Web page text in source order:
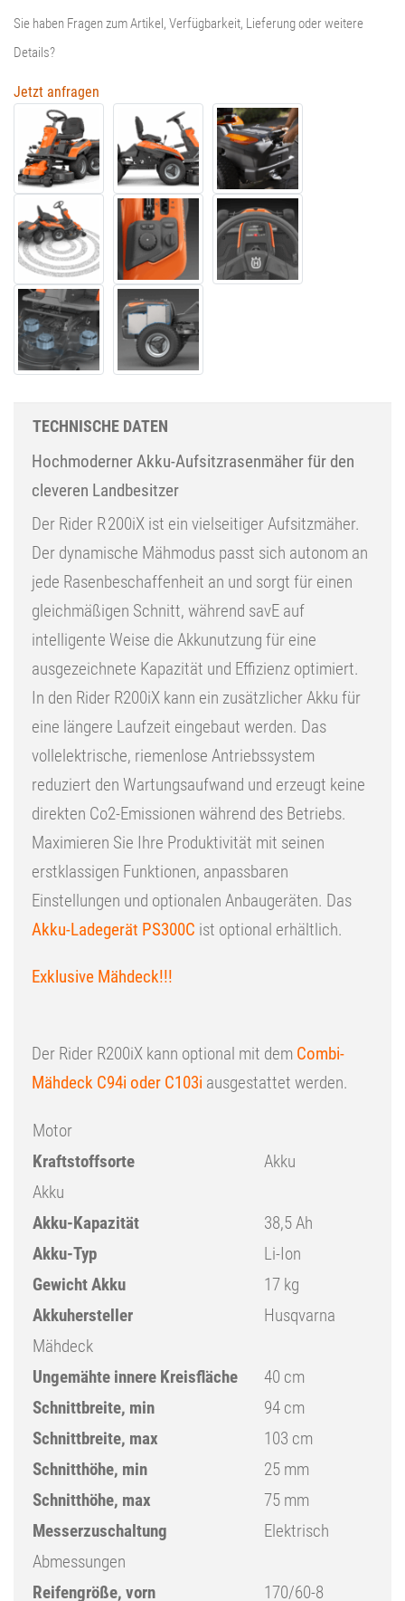
Sie haben Fragen zum Artikel, Verfügbarkeit, Lieferung oder weitere
Details?
Jetzt anfragen
TECHNISCHE DATEN
Hochmoderner Akku-Aufsitzrasenmäher für den
cleveren Landbesitzer
Der Rider R 200iX ist ein vielseitiger Aufsitzmäher.
Der dynamische Mähmodus passt sich autonom an
jede Rasenbeschaffenheit an und sorgt für einen
gleichmäßigen Schnitt, während savE auf
intelligente Weise die Akkunutzung für eine
ausgezeichnete Kapazität und Effizienz optimiert.
In den Rider R200iX kann ein zusätzlicher Akku für
eine längere Laufzeit eingebaut werden. Das
vollelektrische, riemenlose Antriebssystem
reduziert den Wartungsaufwand und erzeugt keine
direkten Co2-Emissionen während des Betriebs.
Maximieren Sie Ihre Produktivität mit seinen
erstklassigen Funktionen, anpassbaren
Einstellungen und optionalen Anbaugeräten. Das
Akku-Ladegerät PS300C ist optional erhältlich.
Exklusive Mähdeck!!!
Der Rider R200iX kann optional mit dem Combi-
Mähdeck C94i oder C103i ausgestattet werden.
Motor
Kraftstoffsorte
Akku
Akku
Akku-Kapazität
38,5 Ah
Akku-Typ
Li-Ion
Gewicht Akku
17 kg
Akkuhersteller
Husqvarna
Mähdeck
Ungemähte innere Kreisfläche
40 cm
Schnittbreite, min
94 cm
Schnittbreite, max
103 cm
Schnitthöhe, min
25 mm
Schnitthöhe, max
75 mm
Messerzuschaltung
Elektrisch
Abmessungen
Reifengröße, vorn
170/60-8